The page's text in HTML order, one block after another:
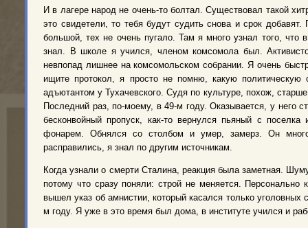
И в лагере народ не очень-то болтал. Существовал такой
это свидетели, то тебя будут судить снова и срок
большой, тех не очень пугало. Там я много узнал того, что
знал. В школе я учился, членом комсомола был.
невпопад лишнее на комсомольском собрании. Я очень
ищите протокол, я просто не помню, какую
адъютантом у Тухачевского. Судя по культуре, похож,
Последний раз, по-моему, в 49-м году. Оказывается, у него
бесконвойный пропуск, как-то вернулся пьяный с
фонарем. Обнялся со столбом и умер, замерз. Он
расправились, я знал по другим источникам.
Когда узнали о смерти Сталина, реакция была заметная.
потому что сразу поняли: строй не меняется.
вышел указ об амнистии, который касался только
м году. Я уже в это время был дома, в институте учился и